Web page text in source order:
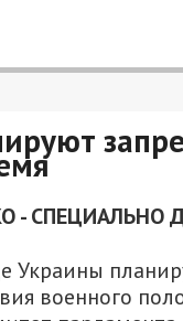
- СПЕЦИАЛЬНО
Украины
военного